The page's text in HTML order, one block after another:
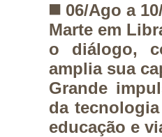
◼️ 06/Ago a
Marte em
o diálogo,
amplia sua
Grande
da
educação e